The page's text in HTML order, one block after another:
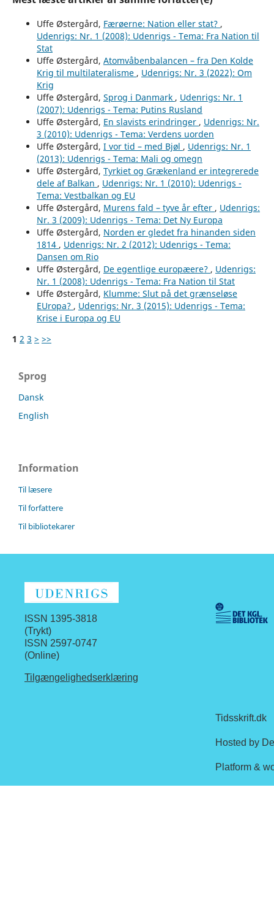
Uffe Østergård, Færøerne: Nation eller stat? ,
Udenrigs: Nr. 1 (2008): Udenrigs - Tema: Fra Nation til
Stat
Uffe Østergård, Atomvåbenbalancen – fra Den Kolde
Krig til multilateralisme , Udenrigs: Nr. 3 (2022): Om
Krig
Uffe Østergård, Sprog i Danmark , Udenrigs: Nr. 1
(2007): Udenrigs - Tema: Putins Rusland
Uffe Østergård, En slavists erindringer , Udenrigs: Nr.
3 (2010): Udenrigs - Tema: Verdens uorden
Uffe Østergård, I vor tid – med Bjøl , Udenrigs: Nr. 1
(2013): Udenrigs - Tema: Mali og omegn
Uffe Østergård, Tyrkiet og Grækenland er integrerede
dele af Balkan , Udenrigs: Nr. 1 (2010): Udenrigs -
Tema: Vestbalkan og EU
Uffe Østergård, Murens fald – tyve år efter , Udenrigs:
Nr. 3 (2009): Udenrigs - Tema: Det Ny Europa
Uffe Østergård, Norden er gledet fra hinanden siden
1814 , Udenrigs: Nr. 2 (2012): Udenrigs - Tema:
Dansen om Rio
Uffe Østergård, De egentlige europæere? , Udenrigs:
Nr. 1 (2008): Udenrigs - Tema: Fra Nation til Stat
Uffe Østergård, Klumme: Slut på det grænseløse
EUropa? , Udenrigs: Nr. 3 (2015): Udenrigs - Tema:
Krise i Europa og EU
1 2 3 > >>
Sprog
Dansk
English
Information
Til læsere
Til forfattere
Til bibliotekarer
ISSN 1395-3818
(Trykt)
ISSN 2597-0747
(Online)
Tilgængelighedserklæring